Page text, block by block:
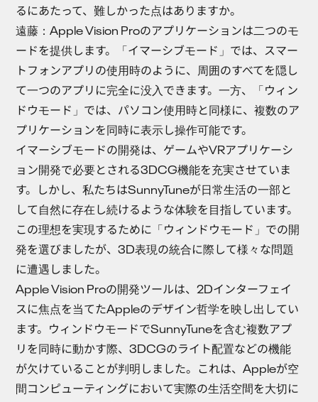
るにあたって、難しかった点はありますか。
遠藤：Apple Vision Proのアプリケーションは二つのモ
ードを提供します。「イマーシブモード」では、スマー
トフォンアプリの使用時のように、周囲のすべてを隠し
て一つのアプリに完全に没入できます。一方、「ウィン
ドウモード」では、パソコン使用時と同様に、複数のア
プリケーションを同時に表示し操作可能です。
イマーシブモードの開発は、ゲームやVRアプリケーシ
ョン開発で必要とされる3DCG機能を充実させていま
す。しかし、私たちはSunnyTuneが日常生活の一部と
して自然に存在し続けるような体験を目指しています。
この理想を実現するために「ウィンドウモード」での開
発を選びましたが、3D表現の統合に際して様々な問題
に遭遇しました。
Apple Vision Proの開発ツールは、2Dインターフェイ
スに焦点を当てたAppleのデザイン哲学を映し出してい
ます。ウィンドウモードでSunnyTuneを含む複数アプ
リを同時に動かす際、3DCGのライト配置などの機能
が欠けていることが判明しました。これは、Appleが空
間コンピューティングにおいて実際の生活空間を大切に